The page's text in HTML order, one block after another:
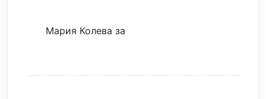
Мария Колева за